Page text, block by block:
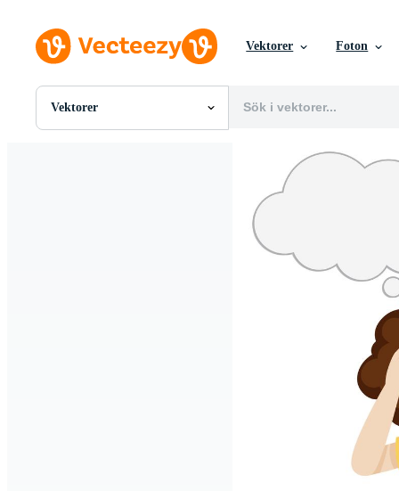
Vektorer Foton
Vektorer
Alla Bilder